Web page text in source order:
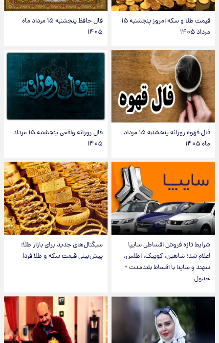
قیمت طلا و سکه امروز پنجشنبه ۱۵
مرداد ۱۴۰۵
فال حافظ پنجشنبه ۱۵ مرداد ماه
۱۴۰۵
فال قهوه روزانه پنجشنبه ۱۵ مرداد
ماه ۱۴۰۵
فال روزانه واقعی پنجشنبه ۱۵ مرداد
۱۴۰۵
شرایط تازه فروش اقساطی سایپا
اعلام شد؛ شاهین، کوییک، اطلس،
سهند و ساینا با اقساط بلندمدت +
جدول
سیگنال‌های جدید برای بازار طلا؛
پیش‌بینی قیمت سکه و طلا فردا